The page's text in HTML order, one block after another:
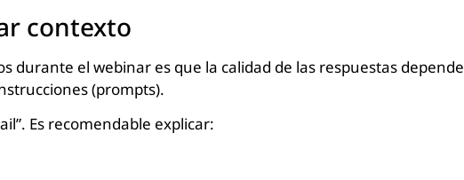
contexto
durante el webinar es que la calidad de las respuestas depende
(prompts).
Es recomendable explicar: